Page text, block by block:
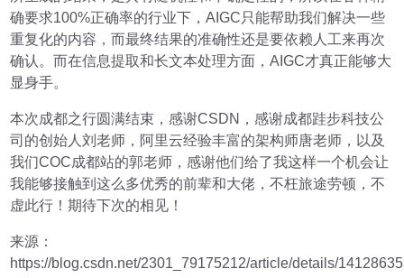
确要求100%正确率的行业下，AIGC只能帮助我们解决一些
重复化的内容，而最终结果的准确性还是要依赖人工来再次
确认。而在信息提取和长文本处理方面，AIGC才真正能够大
显身手。
本次成都之行圆满结束，感谢CSDN，感谢成都跬步科技公
司的创始人刘老师，阿里云经验丰富的架构师唐老师，以及
我们COC成都站的郭老师，感谢他们给了我这样一个机会让
我能够接触到这么多优秀的前辈和大佬，不枉旅途劳顿，不
虚此行！期待下次的相见！
来源：
https://blog.csdn.net/2301_79175212/article/details/